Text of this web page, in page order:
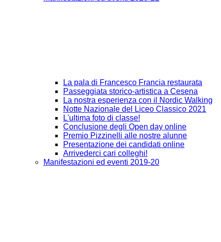
La pala di Francesco Francia restaurata
Passeggiata storico-artistica a Cesena
La nostra esperienza con il Nordic Walking
Notte Nazionale del Liceo Classico 2021
L'ultima foto di classe!
Conclusione degli Open day online
Premio Pizzinelli alle nostre alunne
Presentazione dei candidati online
Arrivederci cari colleghi!
Manifestazioni ed eventi 2019-20